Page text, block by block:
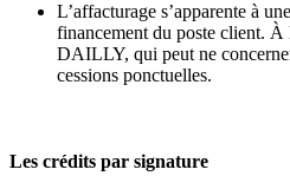
L’affacturage s’apparente à
financement du poste client.
DAILLY, qui peut ne
cessions ponctuelles.
Les crédits par signature